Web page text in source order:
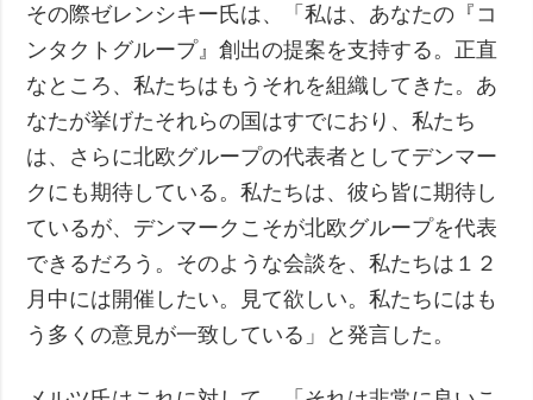
その際ゼレンシキー氏は、「私は、あなたの『コ
ンタクトグループ』創出の提案を支持する。正直
なところ、私たちはもうそれを組織してきた。あ
なたが挙げたそれらの国はすでにおり、私たち
は、さらに北欧グループの代表者としてデンマー
クにも期待している。私たちは、彼ら皆に期待し
ているが、デンマークこそが北欧グループを代表
できるだろう。そのような会談を、私たちは１２
月中には開催したい。見て欲しい。私たちにはも
う多くの意見が一致している」と発言した。